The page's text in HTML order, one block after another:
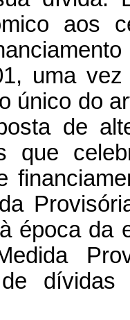
aos
uma
único do
de
que
época da
de